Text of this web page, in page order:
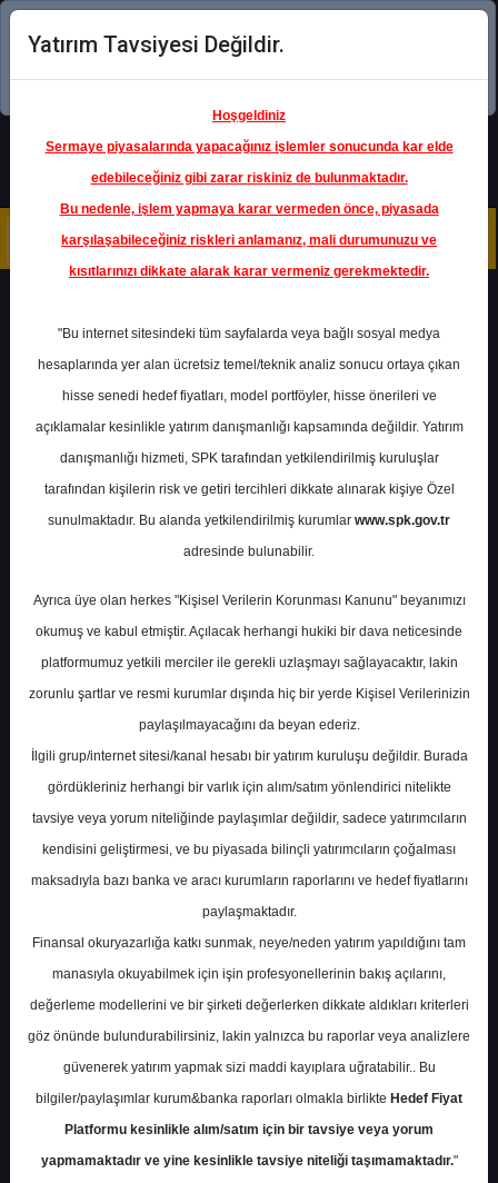
Şimdi uygulamayı indirin!
Ana Sayfa Raporlar
İnfo Yatırım
Rapor Detay
VESTL - Finansal
Değerlendirme
A- A+
VESTL - Finansal Değerlendirme
Çarşamba, 20 Ağustos 2025 00:00
S.No Dosya Adı İndir
1
info-vestel-finansal-
degerlendirme-4039
İlgili
Dosyayı İndir
Yatırım Tavsiyesi Değildir.
Hoşgeldiniz
Sermaye piyasalarında yapacağınız işlemler sonucunda kar elde
edebileceğiniz gibi zarar riskiniz de bulunmaktadır.
Bu nedenle, işlem yapmaya karar vermeden önce, piyasada
karşılaşabileceğiniz riskleri anlamanız, mali durumunuzu ve
kısıtlarınızı dikkate alarak karar vermeniz gerekmektedir.
"Bu internet sitesindeki tüm sayfalarda veya bağlı sosyal medya
hesaplarında yer alan ücretsiz temel/teknik analiz sonucu ortaya çıkan
hisse senedi hedef fiyatları, model portföyler, hisse önerileri ve
açıklamalar kesinlikle yatırım danışmanlığı kapsamında değildir. Yatırım
danışmanlığı hizmeti, SPK tarafından yetkilendirilmiş kuruluşlar
tarafından kişilerin risk ve getiri tercihleri dikkate alınarak kişiye Özel
sunulmaktadır. Bu alanda yetkilendirilmiş kurumlar www.spk.gov.tr
adresinde bulunabilir.
Ayrıca üye olan herkes "Kişisel Verilerin Korunması Kanunu" beyanımızı
okumuş ve kabul etmiştir. Açılacak herhangi hukiki bir dava neticesinde
platformumuz yetkili merciler ile gerekli uzlaşmayı sağlayacaktır, lakin
zorunlu şartlar ve resmi kurumlar dışında hiç bir yerde Kişisel Verilerinizin
paylaşılmayacağını da beyan ederiz.
İlgili grup/internet sitesi/kanal hesabı bir yatırım kuruluşu değildir. Burada
gördükleriniz herhangi bir varlık için alım/satım yönlendirici nitelikte
tavsiye veya yorum niteliğinde paylaşımlar değildir, sadece yatırımcıların
kendisini geliştirmesi, ve bu piyasada bilinçli yatırımcıların çoğalması
maksadıyla bazı banka ve aracı kurumların raporlarını ve hedef fiyatlarını
paylaşmaktadır.
Finansal okuryazarlığa katkı sunmak, neye/neden yatırım yapıldığını tam
manasıyla okuyabilmek için işin profesyonellerinin bakış açılarını,
değerleme modellerini ve bir şirketi değerlerken dikkate aldıkları kriterleri
göz önünde bulundurabilirsiniz, lakin yalnızca bu raporlar veya analizlere
güvenerek yatırım yapmak sizi maddi kayıplara uğratabilir.. Bu
bilgiler/paylaşımlar kurum&banka raporları olmakla birlikte Hedef Fiyat
Platformu kesinlikle alım/satım için bir tavsiye veya yorum
yapmamaktadır ve yine kesinlikle tavsiye niteliği taşımamaktadır."